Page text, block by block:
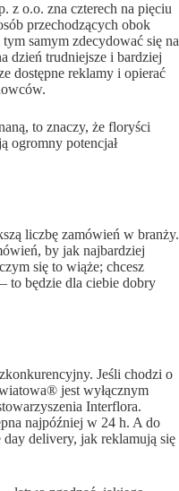
z o.o. zna czterech na pięciu
przechodzących obok
samym zdecydować się na
dzień trudniejsze i bardziej
dostępne reklamy i opierać
to znaczy, że floryści
ogromny potencjał
liczbę zamówień w branży.
by jak najbardziej
się to wiąże; chcesz
to będzie dla ciebie dobry
Jeśli chodzi o
jest wyłącznym
Interflora.
najpóźniej w 24 h. A do
day delivery, jak reklamują się